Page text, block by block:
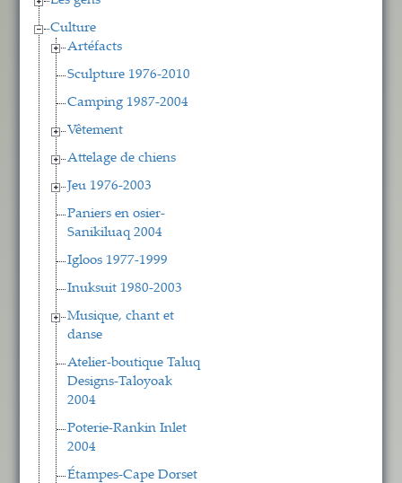
Culture
Artéfacts
Sculpture 1976-2010
Camping 1987-2004
Vêtement
Attelage de chiens
Jeu 1976-2003
Paniers en osier-
Sanikiluaq 2004
Igloos 1977-1999
Inuksuit 1980-2003
Musique, chant et
danse
Atelier-boutique Taluq
Designs-Taloyoak
2004
Poterie-Rankin Inlet
2004
Étampes-Cape Dorset